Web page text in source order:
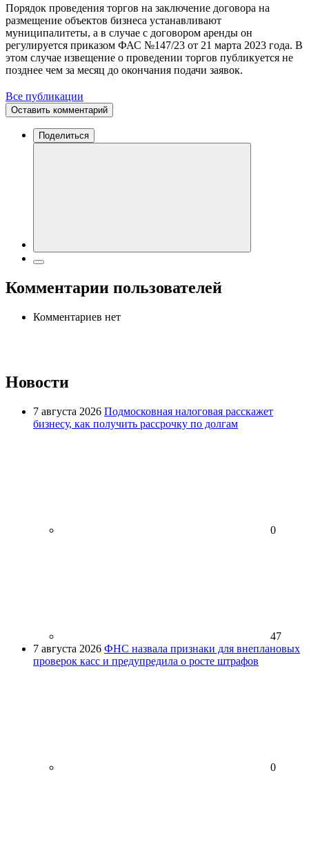
Порядок проведения торгов на заключение договора на
размещение объектов бизнеса устанавливают
муниципалитеты, а в случае с договором аренды он
регулируется приказом ФАС №147/23 от 21 марта 2023 года. В
этом случае извещение о проведении торгов публикуется не
позднее чем за месяц до окончания подачи заявок.
Все публикации
Оставить комментарий
Поделиться
Комментарии пользователей
Комментариев нет
Новости
7 августа 2026 Подмосковная налоговая расскажет
бизнесу, как получить рассрочку по долгам
0
47
7 августа 2026 ФНС назвала признаки для внеплановых
проверок касс и предупредила о росте штрафов
0